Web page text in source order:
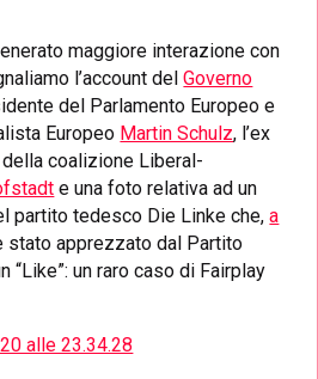
maggiore interazione con
l’account delGoverno
del Parlamento Europeo e
Europeo Martin Schulz, l’ex
coalizione Liberal-
e una foto relativa ad un
partito tedesco Die Linke che,a
stato apprezzato dal Partito
“Like”: un raro caso di Fairplay